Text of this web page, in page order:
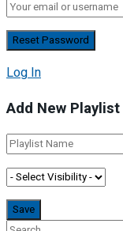
Log In
Add New Playlist